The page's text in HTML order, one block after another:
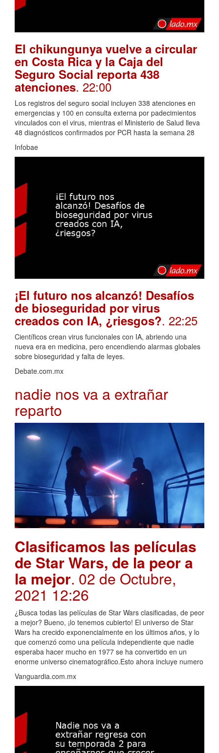
El chikungunya vuelve a circular
en Costa Rica y la Caja del
Seguro Social reporta 438
atenciones. 22:00
Los registros del seguro social incluyen 338 atenciones en
emergencias y 100 en consulta externa por padecimientos
vinculados con el virus, mientras el Ministerio de Salud lleva
48 diagnósticos confirmados por PCR hasta la semana 28
Infobae
¡El futuro nos alcanzó! Desafíos
de bioseguridad por virus
creados con IA, ¿riesgos?. 22:25
Científicos crean virus funcionales con IA, abriendo una
nueva era en medicina, pero encendiendo alarmas globales
sobre bioseguridad y falta de leyes.
Debate.com.mx
nadie nos va a extrañar
reparto
Clasificamos las películas
de Star Wars, de la peor a
la mejor. 02 de Octubre,
2021 12:26
¿Busca todas las películas de Star Wars clasificadas, de peor
a mejor? Bueno, ¡lo tenemos cubierto! El universo de Star
Wars ha crecido exponencialmente en los últimos años, y lo
que comenzó como una película independiente que nadie
esperaba hacer mucho en 1977 se ha convertido en un
enorme universo cinematográfico.Esto ahora incluye numero
Vanguardia.com.mx